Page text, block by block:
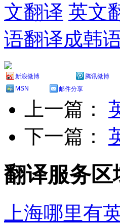
文翻译 英文
语翻译成韩
新浪微博 腾讯微博
MSN
邮件分享
上一篇：
下一篇：
翻译服务区
上海哪里有